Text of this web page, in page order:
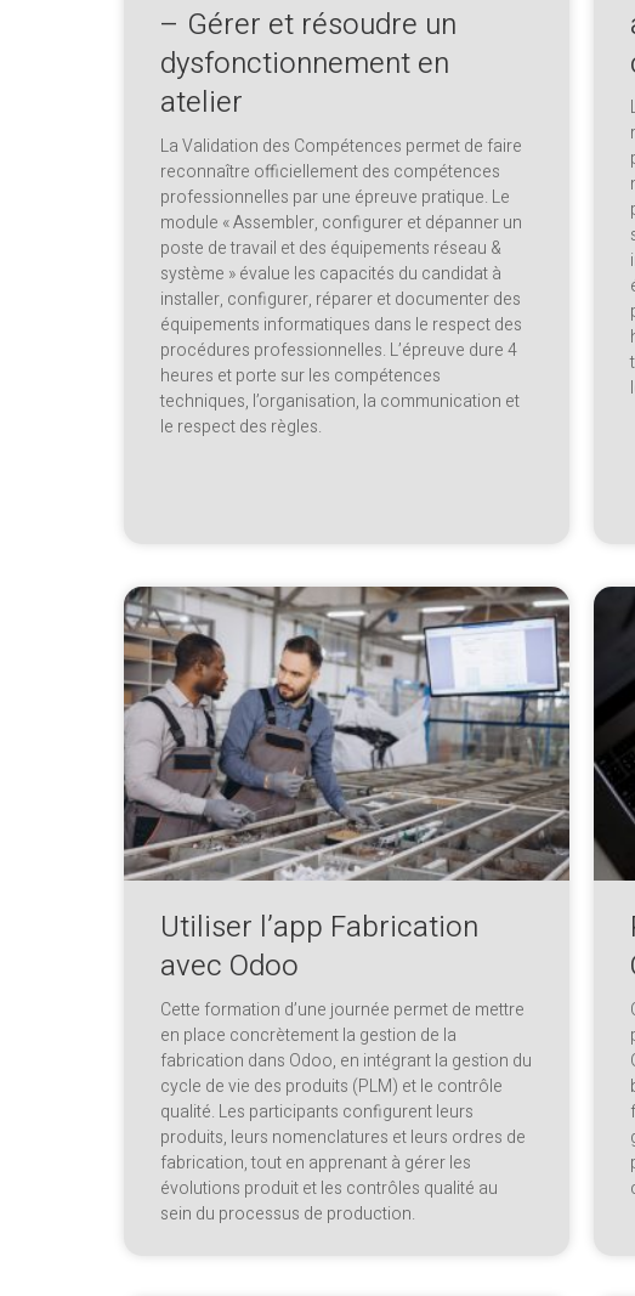
– Gérer et résoudre un
dysfonctionnement en
atelier
La Validation des Compétences permet de faire
reconnaître officiellement des compétences
professionnelles par une épreuve pratique. Le
module « Assembler, configurer et dépanner un
poste de travail et des équipements réseau &
système » évalue les capacités du candidat à
installer, configurer, réparer et documenter des
équipements informatiques dans le respect des
procédures professionnelles. L’épreuve dure 4
heures et porte sur les compétences
techniques, l’organisation, la communication et
le respect des règles.
Utiliser l’app Fabrication
avec Odoo
Cette formation d’une journée permet de mettre
en place concrètement la gestion de la
fabrication dans Odoo, en intégrant la gestion du
cycle de vie des produits (PLM) et le contrôle
qualité. Les participants configurent leurs
produits, leurs nomenclatures et leurs ordres de
fabrication, tout en apprenant à gérer les
évolutions produit et les contrôles qualité au
sein du processus de production.